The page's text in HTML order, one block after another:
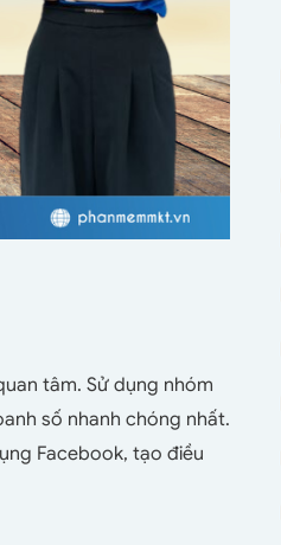
tâm. Sử dụng nhóm
số nhanh chóng nhất.
Facebook, tạo điều